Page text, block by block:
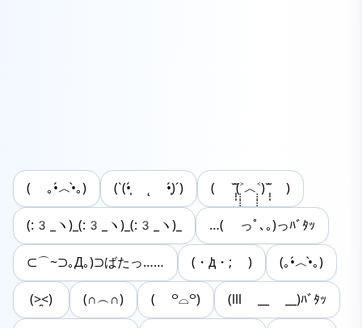
( ｡•́︿•̀｡) (ˋ(•̩́ ˛ •̩́)ˊ) ( ˘̩̩̩̆(˃̣̣̣̣̣̣︿˂̣̣̣̣̣̣)˘̩̩̩̆ )
(:3_ヽ)_(:3_ヽ)_(:3_ヽ)_ …( っﾟ､｡)っﾊﾞﾀｯ
⊂⌒~⊃｡Д｡)⊃ばたっ…… (・ꚁ・; ) (｡•́︿•̀｡)
(>̯<) (∩︵∩) ( ꒪⌓꒪) (lll __ __)ﾊﾞﾀｯ